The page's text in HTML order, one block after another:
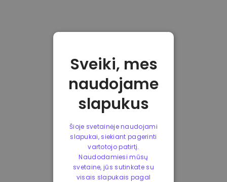
Sveiki, mes
naudojame
slapukus
Šioje svetainėje naudojami
slapukai, siekiant pagerinti
vartotojo patirtį.
Naudodamiesi mūsų
svetaine, jūs sutinkate su
visais slapukais pagal